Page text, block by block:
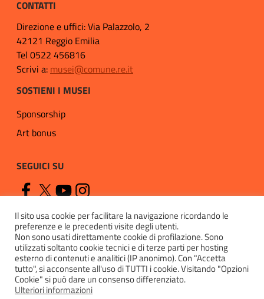
CONTATTI
Direzione e uffici: Via Palazzolo, 2
42121 Reggio Emilia
Tel 0522 456816
Scrivi a: musei@comune.re.it
SOSTIENI I MUSEI
Sponsorship
Art bonus
SEGUICI SU
Privacy
Cookie policy
Il sito usa cookie per facilitare la navigazione ricordando le
preferenze e le precedenti visite degli utenti.
Non sono usati direttamente cookie di profilazione. Sono
utilizzati soltanto cookie tecnici e di terze parti per hosting
esterno di contenuti e analitici (IP anonimo). Con "Accetta
tutto", si acconsente all'uso di TUTTI i cookie. Visitando "Opzioni
Cookie" si può dare un consenso differenziato.
Ulteriori informazioni